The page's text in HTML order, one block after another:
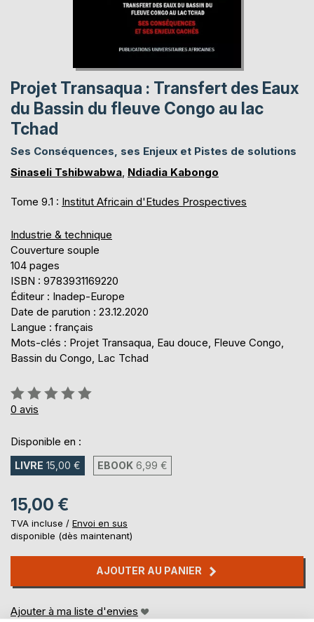
Projet Transaqua : Transfert des Eaux
du Bassin du fleuve Congo au lac
Tchad
Ses Conséquences, ses Enjeux et Pistes de solutions
Sinaseli Tshibwabwa, Ndiadia Kabongo
Tome 9.1 : Institut Africain d'Etudes Prospectives
Industrie & technique
Couverture souple
104 pages
ISBN : 9783931169220
Éditeur : Inadep-Europe
Date de parution : 23.12.2020
Langue : français
Mots-clés : Projet Transaqua, Eau douce, Fleuve Congo,
Bassin du Congo, Lac Tchad
Évaluation:
0%
0 avis
Disponible en :
LIVRE 15,00 € EBOOK 6,99 €
15,00 €
TVA incluse / Envoi en sus
disponible (dès maintenant)
AJOUTER AU PANIER
Ajouter à ma liste d'envies